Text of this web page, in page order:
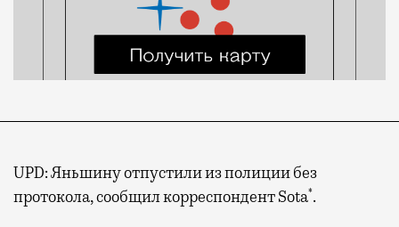
UPD: Яньшину отпустили из полиции без
протокола, сообщил корреспондент Sota*.